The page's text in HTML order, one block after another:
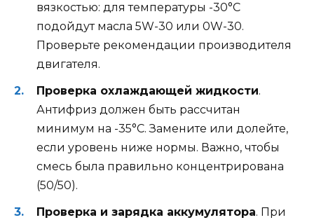
вязкостью: для температуры -30°C
подойдут масла 5W-30 или 0W-30.
Проверьте рекомендации производителя
двигателя.
Проверка охлаждающей жидкости.
Антифриз должен быть рассчитан
минимум на -35°C. Замените или долейте,
если уровень ниже нормы. Важно, чтобы
смесь была правильно концентрирована
(50/50).
Проверка и зарядка аккумулятора. При